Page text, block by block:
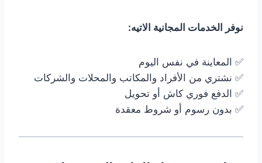
نوفر الخدمات المجانية الاتيه:
✅ المعاينة في نفس اليوم
✅ نشتري من الأفراد والمكاتب والمحلات والشركات
✅ الدفع فوري كاش أو تحويل
✅ بدون رسوم أو شروط معقدة